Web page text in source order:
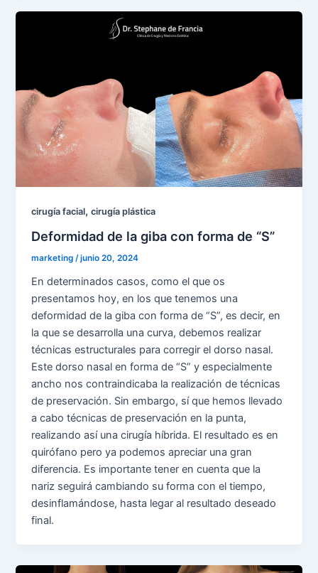
cirugía facial,cirugía plástica
Deformidad de la giba con forma de “S”
marketing /junio 20, 2024
En determinados casos, como el que os
presentamos hoy, en los que tenemos una
deformidad de la giba con forma de “S”, es decir, en
la que se desarrolla una curva, debemos realizar
técnicas estructurales para corregir el dorso nasal.
Este dorso nasal en forma de “S” y especialmente
ancho nos contraindicaba la realización de técnicas
de preservación. Sin embargo, sí que hemos llevado
a cabo técnicas de preservación en la punta,
realizando así una cirugía híbrida. El resultado es en
quirófano pero ya podemos apreciar una gran
diferencia. Es importante tener en cuenta que la
nariz seguirá cambiando su forma con el tiempo,
desinflamándose, hasta legar al resultado deseado
final.